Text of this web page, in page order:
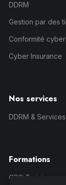
DDRM
Gestion par des
Conformité cyber
Cyber Insurance
Nos services
DDRM &
Formations
CRQ Training